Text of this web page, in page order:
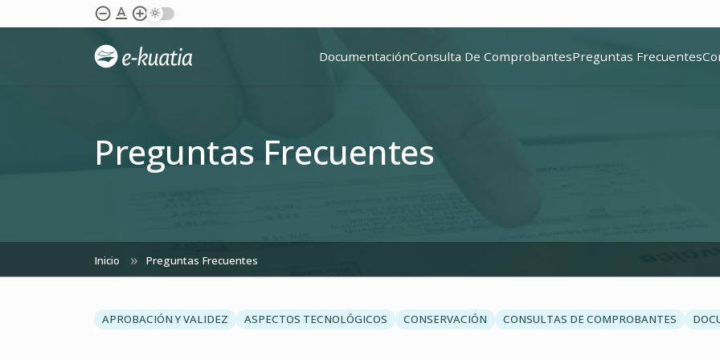
Skip to Main Content
remove_circle_outline text_format add_circle_outline
DocumentaciónConsulta De ComprobantesPreguntas Frecuentes
Preguntas Frecuentes
Inicio Preguntas Frecuentes
chevron_leftAPROBACIÓN Y VALIDEZ ASPECTOS TECNOLÓGICOS CONSERVACIÓN CONSULTAS DE COMPROBANTES